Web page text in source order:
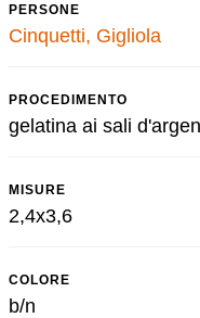
PERSONE
Cinquetti, Gigliola
PROCEDIMENTO
gelatina ai sali
MISURE
2,4x3,6
COLORE
b/n